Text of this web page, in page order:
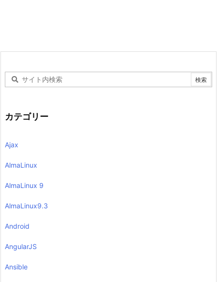
カテゴリー
Ajax
AlmaLinux
AlmaLinux 9
AlmaLinux9.3
Android
AngularJS
Ansible